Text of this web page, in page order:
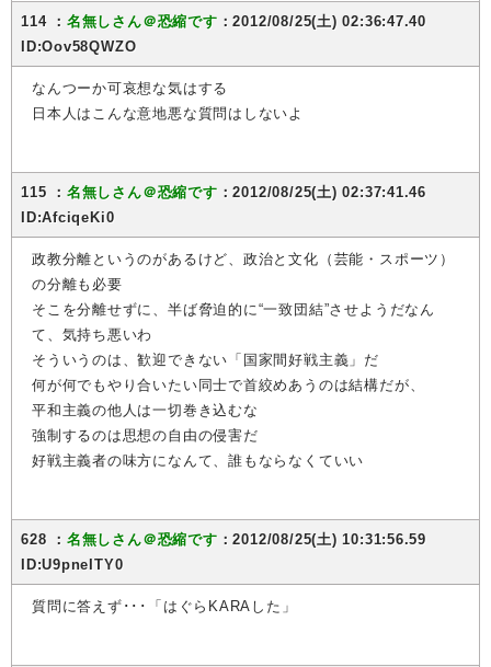
114 ： 名無しさん＠恐縮です ：2012/08/25(土) 02:36:47.40
ID:Oov58QWZO
なんつーか可哀想な気はする
日本人はこんな意地悪な質問はしないよ
115 ： 名無しさん＠恐縮です ：2012/08/25(土) 02:37:41.46
ID:AfciqeKi0
政教分離というのがあるけど、政治と文化（芸能・スポーツ）
の分離も必要
そこを分離せずに、半ば脅迫的に“一致団結”させようだなん
て、気持ち悪いわ
そういうのは、歓迎できない「国家間好戦主義」だ
何が何でもやり合いたい同士で首絞めあうのは結構だが、
平和主義の他人は一切巻き込むな
強制するのは思想の自由の侵害だ
好戦主義者の味方になんて、誰もならなくていい
628 ： 名無しさん＠恐縮です ：2012/08/25(土) 10:31:56.59
ID:U9pneITY0
質問に答えず･･･「はぐらKARAした」